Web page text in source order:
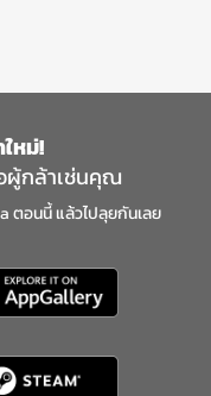
หม่!
ผู้กล้าเช่นคุณ
ตอนนี้ แล้วไปลุยกันเลย